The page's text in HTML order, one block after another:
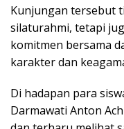
Kunjungan tersebut
silaturahmi, tetapi
komitmen bersama
karakter dan
Di hadapan para
Darmawati Anton